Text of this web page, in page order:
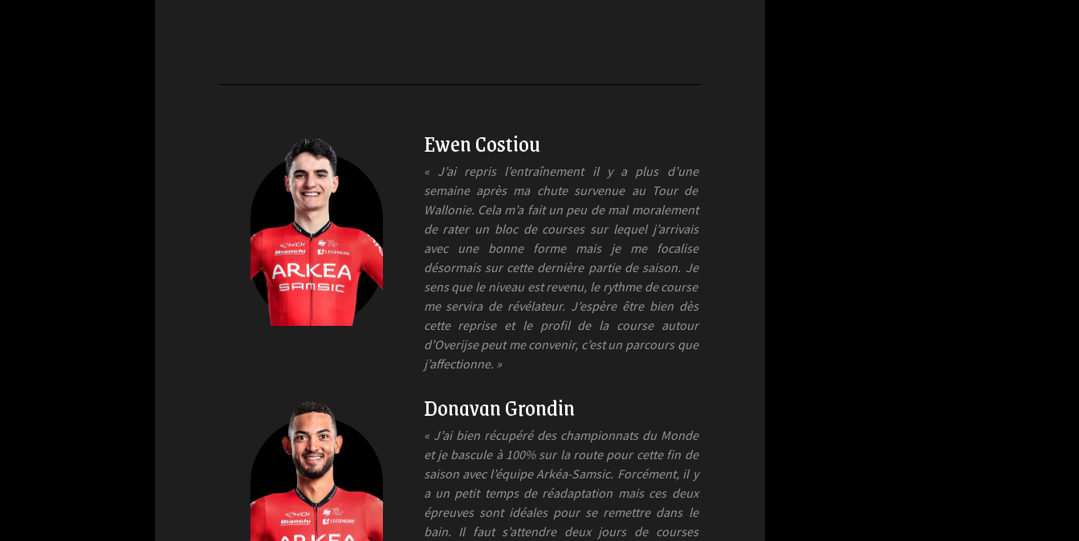
Ewen Costiou
« J’ai repris l’entraînement il y a plus d’une
semaine après ma chute survenue au Tour de
Wallonie. Cela m’a fait un peu de mal moralement
de rater un bloc de courses sur lequel j’arrivais
avec une bonne forme mais je me focalise
désormais sur cette dernière partie de saison. Je
sens que le niveau est revenu, le rythme de course
me servira de révélateur. J’espère être bien dès
cette reprise et le profil de la course autour
d’Overijse peut me convenir, c’est un parcours que
j’affectionne. »
Donavan Grondin
« J’ai bien récupéré des championnats du Monde
et je bascule à 100% sur la route pour cette fin de
saison avec l’équipe Arkéa-Samsic. Forcément, il y
a un petit temps de réadaptation mais ces deux
épreuves sont idéales pour se remettre dans le
bain. Il faut s’attendre deux jours de courses